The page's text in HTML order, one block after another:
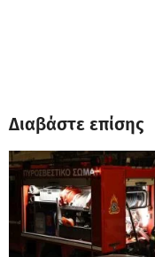
Διαβάστε επίσης